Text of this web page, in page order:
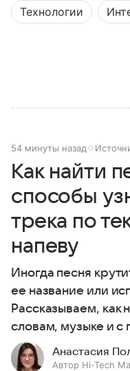
Технологии
54 минуты назад
Как найти
способы
трека по
напеву
Иногда песня
ее название или
Рассказываем, как
словам, музыке и
Анастасия
Автор Hi-Tech